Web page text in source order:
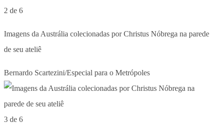
2 de 6
Imagens da Austrália colecionadas por Christus Nóbrega na parede
de seu ateliê
Bernardo Scartezini/Especial para o Metrópoles
3 de 6